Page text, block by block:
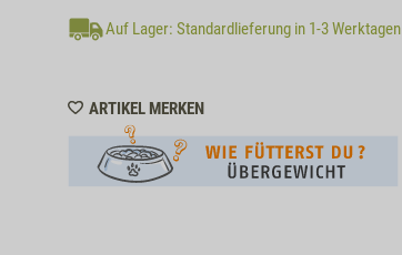
Auf Lager: Standardlieferung in 1-3 Werktagen
ARTIKEL MERKENWISHLIST